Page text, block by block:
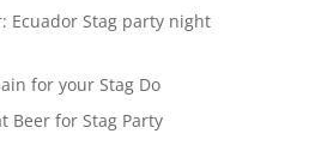
Ecuador Stag party night
for your Stag Do
Beer for Stag Party